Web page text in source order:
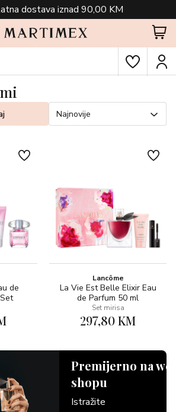
dostava iznad 90,00 KM
Najnovije
de
Lancôme
La Vie Est Belle Elixir Eau
de Parfum 50 ml
Set mirisa
297,80 KM
Premijerno na
shopu
Istražite